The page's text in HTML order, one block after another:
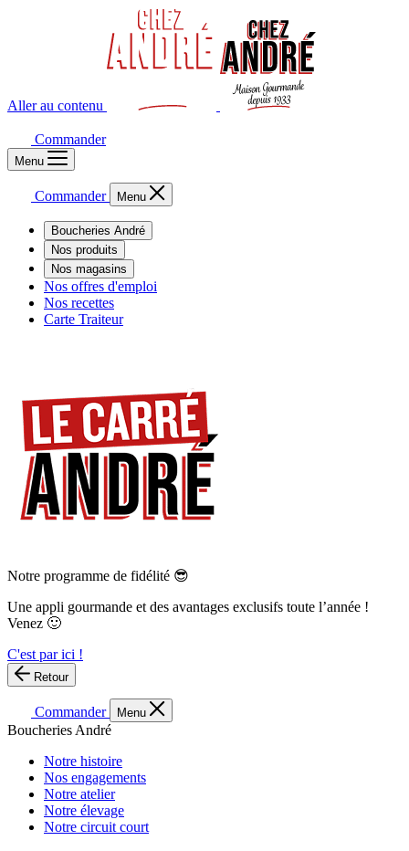
Aller au contenu
Commander
Menu
Commander Menu
Boucheries André
Nos produits
Nos magasins
Nos offres d'emploi
Nos recettes
Carte Traiteur
Notre programme de fidélité 😎
Une appli gourmande et des avantages exclusifs toute l’année !
Venez 🙂
C'est par ici !
Retour
Commander Menu
Boucheries André
Notre histoire
Nos engagements
Notre atelier
Notre élevage
Notre circuit court